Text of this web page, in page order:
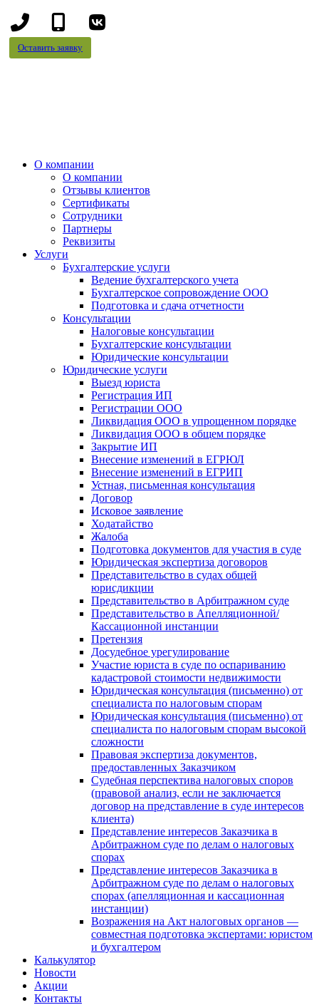
+7
(8442)
+7
(995)
Оставить заявку
О компании
О компании
Отзывы клиентов
Сертификаты
Сотрудники
Партнеры
Реквизиты
Услуги
Бухгалтерские услуги
Ведение бухгалтерского учета
Бухгалтерское сопровождение ООО
Подготовка и сдача отчетности
Консультации
Налоговые консультации
Бухгалтерские консультации
Юридические консультации
Юридические услуги
Выезд юриста
Регистрация ИП
Регистрации ООО
Ликвидация ООО в упрощенном порядке
Ликвидация ООО в общем порядке
Закрытие ИП
Внесение изменений в ЕГРЮЛ
Внесение изменений в ЕГРИП
Устная, письменная консультация
Договор
Исковое заявление
Ходатайство
Жалоба
Подготовка документов для участия в суде
Юридическая экспертиза договоров
Представительство в судах общей
юрисдикции
Представительство в Арбитражном суде
Представительство в Апелляционной/
Кассационной инстанции
Претензия
Досудебное урегулирование
Участие юриста в суде по оспариванию
кадастровой стоимости недвижимости
Юридическая консультация (письменно) от
специалиста по налоговым спорам
Юридическая консультация (письменно) от
специалиста по налоговым спорам высокой
сложности
Правовая экспертиза документов,
предоставленных Заказчиком
Судебная перспектива налоговых споров
(правовой анализ, если не заключается
договор на представление в суде интересов
клиента)
Представление интересов Заказчика в
Арбитражном суде по делам о налоговых
спорах
Представление интересов Заказчика в
Арбитражном суде по делам о налоговых
спорах (апелляционная и кассационная
инстанции)
Возражения на Акт налоговых органов —
совместная подготовка экспертами: юристом
и бухгалтером
Калькулятор
Новости
Акции
Контакты